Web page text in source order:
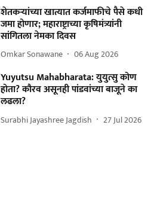
शेतकऱ्यांच्या खात्यात कर्जमाफीचे पैसे कधी
जमा होणार; महाराष्ट्राच्या कृषिमंत्र्यांनी
सांगितला नेमका दिवस
Omkar Sonawane 06 Aug 2026
Yuyutsu Mahabharata: युयुत्सु कोण
होता? कौरव असूनही पांडवांच्या बाजूने का
लढला?
Surabhi Jayashree Jagdish 27 Jul 2026